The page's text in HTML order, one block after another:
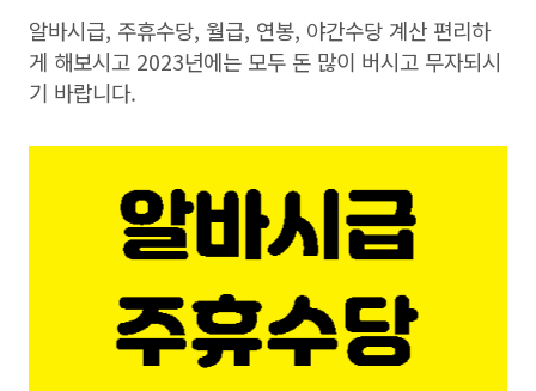
알바시급, 주휴수당, 월급, 연봉, 야간수당 계산 편리하
게 해보시고 2023년에는 모두 돈 많이 버시고 무자되시
기 바랍니다.